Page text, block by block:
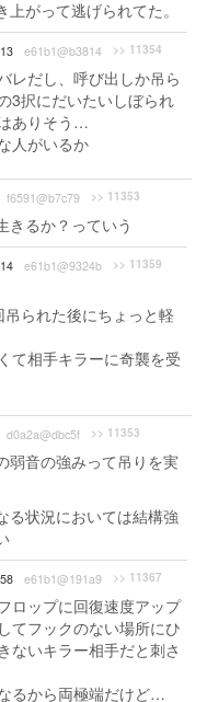
がって逃げられてた。
e61b1@b3814 >> 11354
レだし、呼び出しか吊ら
3択にだいたいしぼられ
ありそう…
人がいるか
f6591@b7c79 >> 11353
きるか？っていう
e61b1@9324b >> 11359
られた後にちょっと軽
て相手キラーに奇襲を受
d0a2a@dbc5f >> 11353
弱音の強みって吊りを実
る状況においては結構強
e61b1@191a9 >> 11367
ロップに回復速度アップ
てフックのない場所にひ
ないキラー相手だと刺さ
るから両極端だけど…